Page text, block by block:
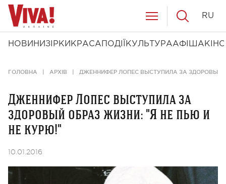
НОВИНИ ЗІРКИ КРАСА ПОДІЇ КУЛЬТУРААФІША КІНО
RU
ГОЛОВНА АРХІВ ДЖЕННИФЕР ЛОПЕС ВЫСТУПИЛА ЗА ЗДОРОВЫЙ
Дженнифер Лопес выступила за
здоровый образ жизни: "Я не пью и
не курю!"
10.01.2016